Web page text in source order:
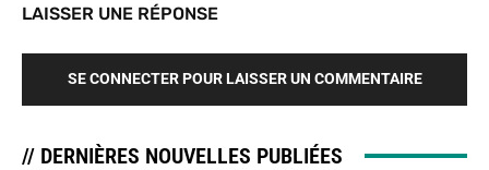
LAISSER UNE RÉPONSE
SE CONNECTER POUR LAISSER UN COMMENTAIRE
// DERNIÈRES NOUVELLES PUBLIÉES